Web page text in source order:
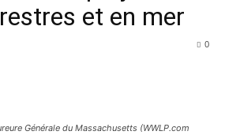
et en mer
0
Générale du Massachusetts (WWLP.com